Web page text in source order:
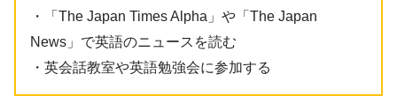
・「The Japan Times Alpha」や「The Japan
News」で英語のニュースを読む
・英会話教室や英語勉強会に参加する